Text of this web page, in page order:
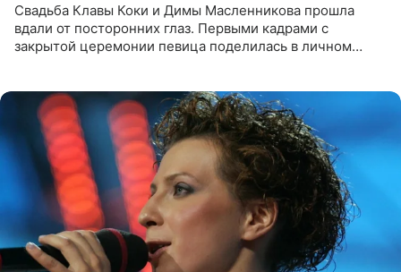
Свадьба Клавы Коки и Димы Масленникова прошла
вдали от посторонних глаз. Первыми кадрами с
закрытой церемонии певица поделилась в личном